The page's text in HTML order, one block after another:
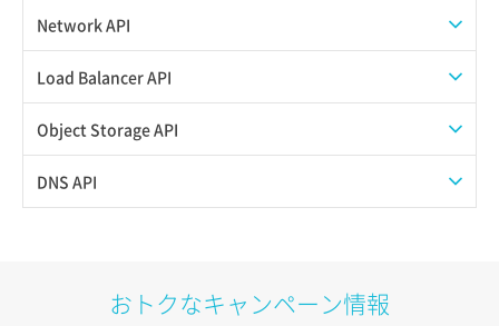
ISOイメージ作成
イメージ一覧取得
イメージ保存容量変更
イメージ詳細取得
ISOイメージ挿入/排出
SSHキーペア一覧取得
SSHキーペア作成
アタッチ済みポート詳細取得
Network API
QoSポリシー一覧取得
QoSポリシー詳細取得
サブネット一覧取得
サブネット詳細取得
Load Balancer API
プール一覧取得
プール作成
Object Storage API
Web公開
DNS API
おトクなキャンペーン情報